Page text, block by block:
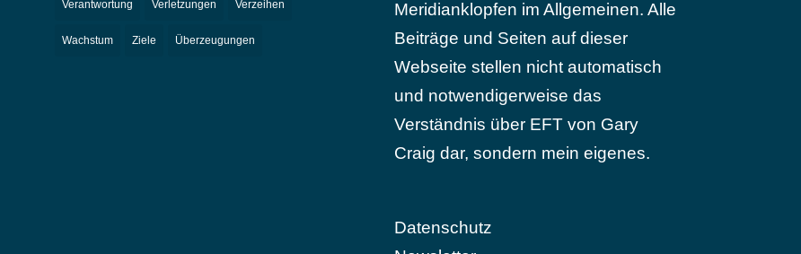
Verantwortung Verletzungen Verzeihen
Wachstum Ziele Überzeugungen
Meridianklopfen im Allgemeinen. Alle
Beiträge und Seiten auf dieser
Webseite stellen nicht automatisch
und notwendigerweise das
Verständnis über EFT von Gary
Craig dar, sondern mein eigenes.
Datenschutz